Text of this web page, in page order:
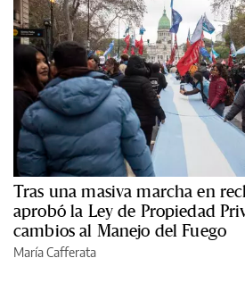
Tras una masiva marcha en
aprobó la Ley de Propiedad
cambios al Manejo del Fuego
María Cafferata